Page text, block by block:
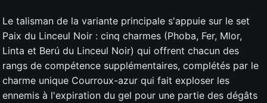
Le talisman de la variante principale s'appuie sur le set
Paix du Linceul Noir : cinq charmes (Phoba, Fer, Mlor,
Linta et Berú du Linceul Noir) qui offrent chacun des
rangs de compétence supplémentaires, complétés par le
charme unique Courroux-azur qui fait exploser les
ennemis à l'expiration du gel pour une partie des dégâts